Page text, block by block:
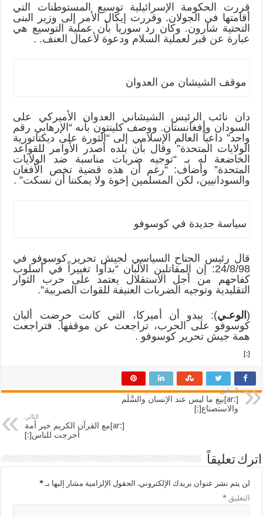
قررت الحكومة الإسرائيلية توسيع المستوطنات التي
أقامتها في الجولان. وقررت إيكال الأمر إلى وزير البنى
التحتية شارون. وكان رد سوريا بأن عملية التوسيع هي
عبارة عن قبر لعملية السلام ودعوة لأعمال العنف. .
موقف الشيشان من العدوان
دان نائب الرئيس الشيشاني العدوان الأميركي على
السودان وأفغانستان. ووصف كلينتون بأنه “الإرهابي رقم
واحد” داعياً العالم الإسلامي إلى “الثورة على ديكتاتورية
الولايات المتحدة” وقال بأن بلده أصدر الأوامر للقواعد
الخاضعة له بـ “توجيه ضربات مناسبة ضد الولايات
المتحدة” وأضاف: “رغم أن هذه قضية تخص الأفغان
والسودانيين، لكن المسلمين إخوة ولا يمكننا أن نسكت” .
سياسة جديدة في كوسوفو
قال رئيس الجناح السياسي لجيش تحرير كوسوفو في
24/8/98: إن المقاتلين الألبان “بدأوا تغييراً في أسلوب
كفاحهم من أجل الاستقلال يعتمد على حرب الثوار
التقليدية وتوجيه الضربات العنيفة للقوات الصربية”.
( الوعـي): يبدو أن أميركا، التي كانت حرضت ألبان
كوسوفو على الحرب، تراجعت عن موقفها. فتراجعت
همة جيش تحرير كوسوفو .
[:]
السابق
[:ar]بيع ما ليس عند الإنسان والسَّلَم
والاستصناع[:]
التالي
[:ar]مع القرآن الكريم خير أمة
أخرجت للناس[:]
اترك تعليقاً
لن يتم نشر عنوان بريدك الإلكتروني. الحقول الإلزامية مشار إليها بـ*
التعليق*